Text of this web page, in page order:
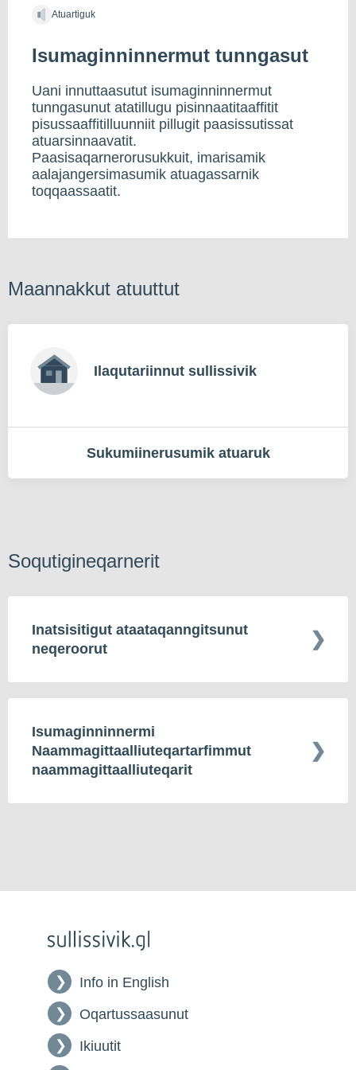
Atuartiguk
Isumaginninnermut tunngasut
Uani innuttaasutut isumaginninnermut
tunngasunut atatillugu pisinnaatitaaffitit
pisussaaffitilluunniit pillugit paasissutissat
atuarsinnaavatit.
Paasisaqarnerorusukkuit, imarisamik
aalajangersimasumik atuagassarnik
toqqaassaatit.
Maannakkut atuuttut
Ilaqutariinnut sullissivik
Sukumiinerusumik atuaruk
Soqutigineqarnerit
Inatsisitigut ataataqanngitsunut
neqeroorut
Isumaginninnermi
Naammagittaalliuteqartarfimmut
naammagittaalliuteqarit
Info in English
Oqartussaasunut
Ikiuutit